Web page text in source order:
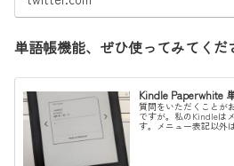
単語帳機能、ぜひ使ってみてくだ
Kindle Paperwhite
質問をいただくことが
ですが。私のKindleは
す。メニュー表記以外